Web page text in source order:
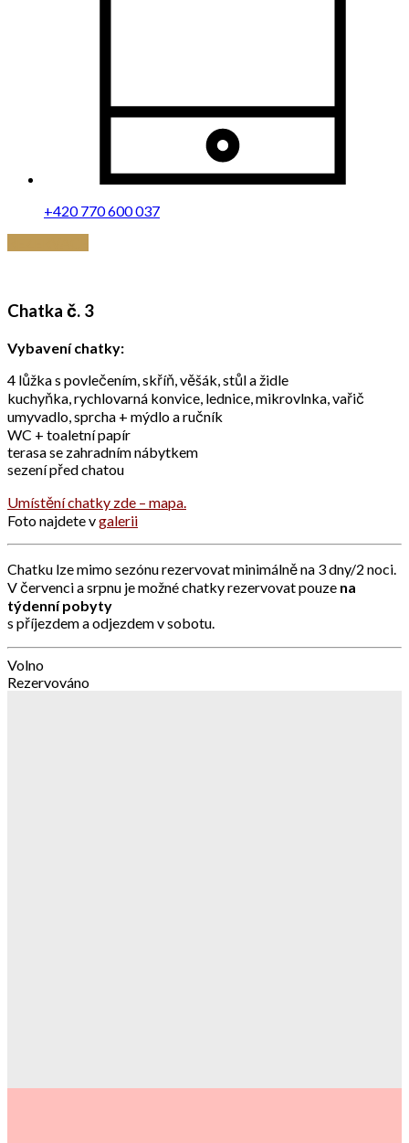
+420 770 600 037
Chatka č. 3
Vybavení chatky:
4 lůžka s povlečením, skříň, věšák, stůl a židle
kuchyňka, rychlovarná konvice, lednice, mikrovlnka, vařič
umyvadlo, sprcha + mýdlo a ručník
WC + toaletní papír
terasa se zahradním nábytkem
sezení před chatou
Umístění chatky zde – mapa.
Foto najdete vgalerii
Chatku lze mimo sezónu rezervovat minimálně na 3 dny/2 noci.
V červenci a srpnu je možné chatky rezervovat pouze na
týdenní pobyty
s příjezdem a odjezdem v sobotu.
Volno
Rezervováno